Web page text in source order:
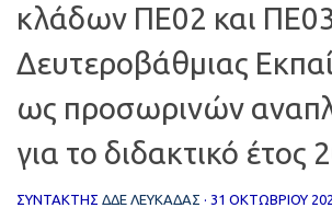
κλάδων ΠΕ02 και
Δευτεροβάθμιας
ως προσωρινών
για το διδακτικό έτος
ΣΥΝΤΆΚΤΗΣ ΔΔΕ ΛΕΥΚΑΔΑΣ · 31 ΟΚΤΩΒΡΊΟΥ